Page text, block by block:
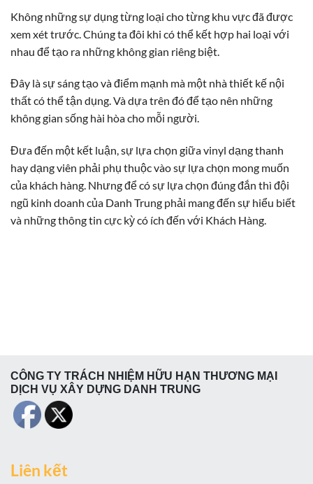
Không những sự dụng từng loại cho từng khu vực đã được
xem xét trước. Chúng ta đôi khi có thể kết hợp hai loại với
nhau để tạo ra những không gian riêng biệt.
Đây là sự sáng tạo và điểm mạnh mà một nhà thiết kế nội
thất có thể tận dụng. Và dựa trên đó để tạo nên những
không gian sống hài hòa cho mỗi người.
Đưa đến một kết luận, sự lựa chọn giữa vinyl dạng thanh
hay dạng viên phải phụ thuộc vào sự lựa chọn mong muốn
của khách hàng. Nhưng để có sự lựa chọn đúng đắn thì đội
ngũ kinh doanh của Danh Trung phải mang đến sự hiểu biết
và những thông tin cực kỳ có ích đến với Khách Hàng.
CÔNG TY TRÁCH NHIỆM HỮU HẠN THƯƠNG MẠI
DỊCH VỤ XÂY DỰNG DANH TRUNG
Liên kết